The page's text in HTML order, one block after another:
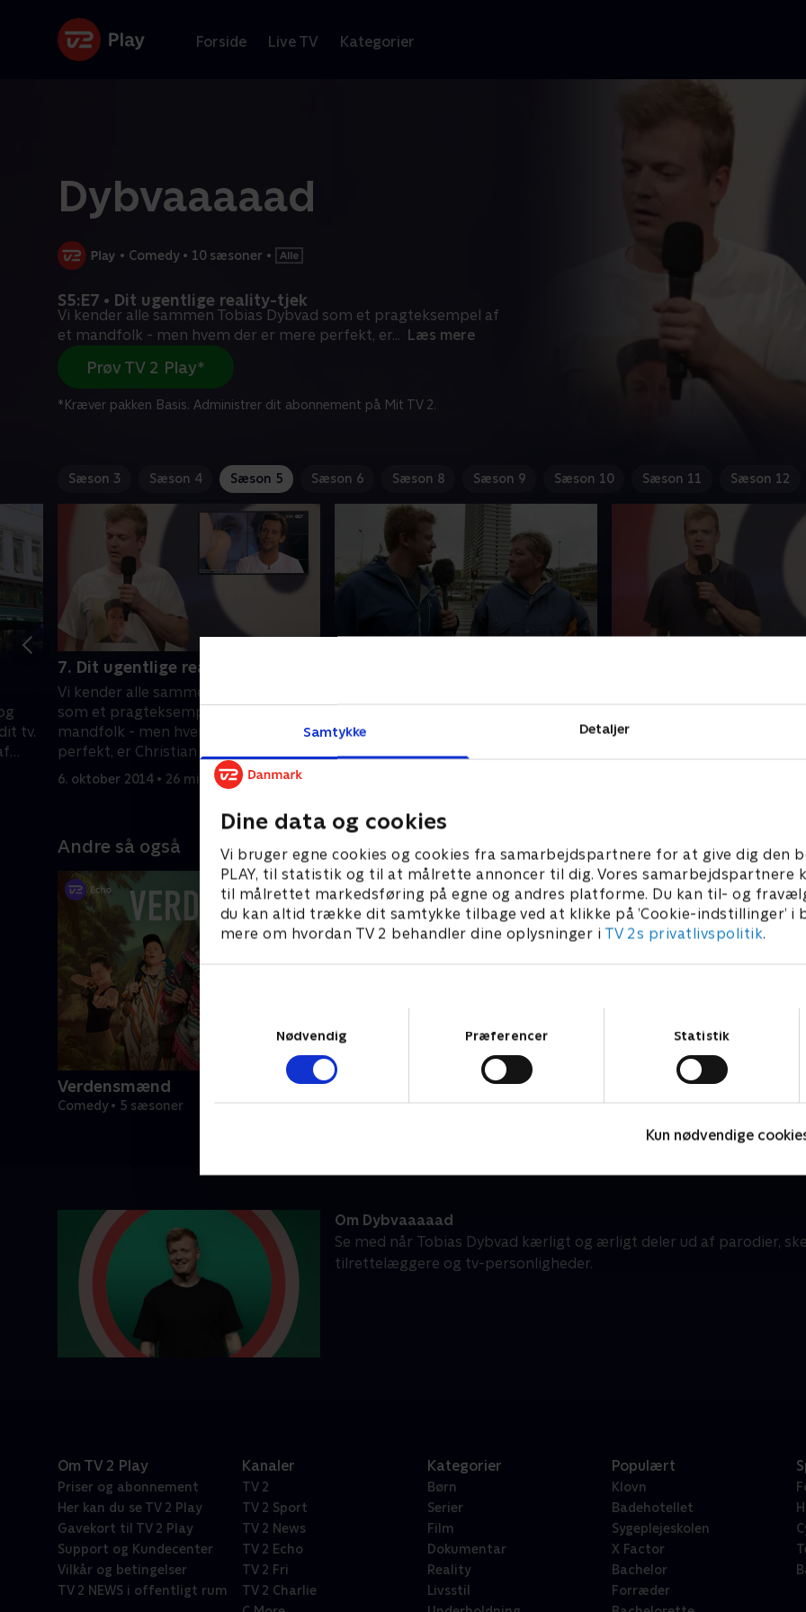
Samtykke Detaljer
Dine data og cookies
Vi bruger egne cookies og cookies fra samarbejdspartnere for at give dig den
PLAY, til statistik og til at målrette annoncer til dig. Vores samarbejdspartnere
til målrettet markedsføring på egne og andres platforme. Du kan til- og
du kan altid trække dit samtykke tilbage ved at klikke på ’Cookie-indstillinger’ i
mere om hvordan TV 2 behandler dine oplysninger i TV 2s privatlivspolitik.
Nødvendig
Præferencer Statistik
Kun nødvendige
Forside Live TV Kategorier
Dybvaaaaad
• Comedy • 10 sæsoner •
S5:E7 • Dit ugentlige reality-tjek
Vi kender alle sammen Tobias Dybvad som et pragteksempel af
et mandfolk - men hvem der er mere perfekt, er... Læs mere
Prøv TV 2 Play*
*Kræver pakken Basis. Administrer dit abonnement på Mit TV 2.
Sæson 3 Sæson 4 Sæson 5 Sæson 6 Sæson 8 Sæson 9 Sæson 10 Sæson 11 Sæson 12
tv.
7. Dit ugentlige reality-tjek
Vi kender alle sammen Tobias Dybvad
som et pragteksempel af et
mandfolk - men hvem der er mere
perfekt, er Christian Bitz... eller er
han??
6. oktober 2014 • 26 min
Og så kommer ugens tv naturligvis
under luppen!
man er Knaldperlens
Andre så også
Verdensmænd
Comedy • 5 sæsoner
Nørgaards netfix
Om Dybvaaaaad
Se med når Tobias Dybvad kærligt og ærligt deler ud af parodier,
tilrettelæggere og tv-personligheder.
Om TV 2 Play
Priser og abonnement
Her kan du se TV 2 Play
Gavekort til TV 2 Play
Support og Kundecenter
Vilkår og betingelser
TV 2 NEWS i offentligt rum
Kanaler
TV 2
TV 2 Sport
TV 2 News
TV 2 Echo
TV 2 Fri
TV 2 Charlie
Kategorier
Børn
Serier
Film
Dokumentar
Reality
Livsstil
Populært
Klovn
Badehotellet
Sygeplejeskolen
X Factor
Bachelor
Forræder